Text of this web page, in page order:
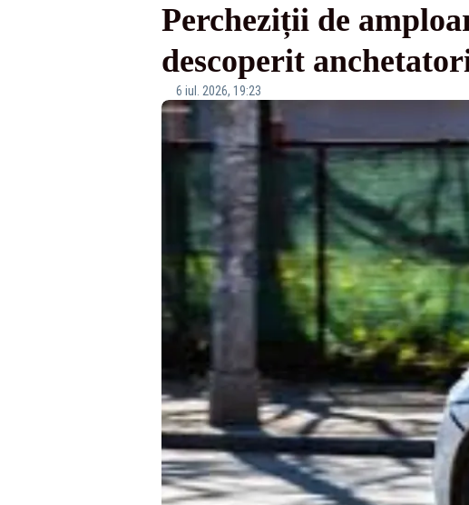
Percheziții de
descoperit
6 iul. 2026, 19:23